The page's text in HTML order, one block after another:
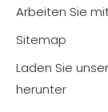
Arbeiten Sie
Sitemap
Laden Sie
herunter